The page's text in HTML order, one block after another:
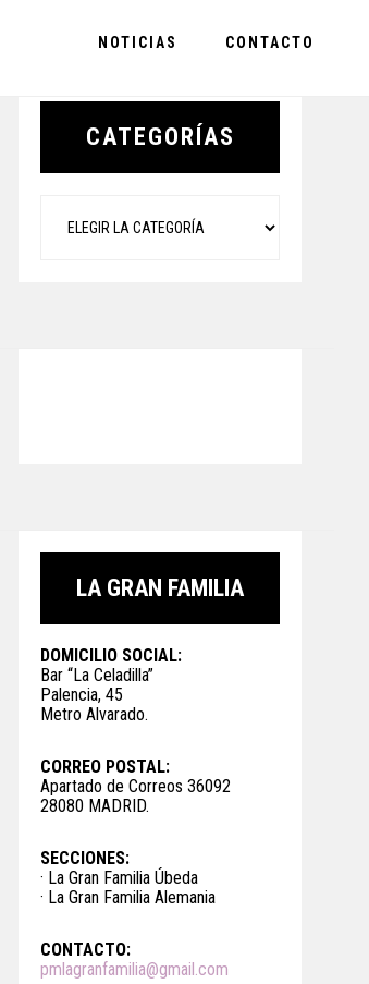
NOTICIAS CONTACTO
Primary
CATEGORÍAS
LA GRAN FAMILIA
DOMICILIO SOCIAL:
Bar “La Celadilla”
Palencia, 45
Metro Alvarado.
CORREO POSTAL:
Apartado de Correos 36092
28080 MADRID.
SECCIONES:
· La Gran Familia Úbeda
· La Gran Familia Alemania
CONTACTO:
pmlagranfamilia@gmail.com